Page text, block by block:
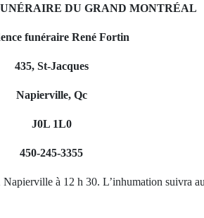
DU GRAND MONTRÉAL
funéraire René Fortin
435, St-Jacques
Napierville, Qc
J0L 1L0
450-245-3355
à 12 h 30. L’inhumation suivra